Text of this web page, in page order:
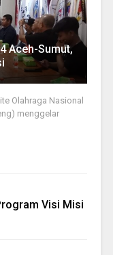
Aceh-Sumut,
Olahraga Nasional
menggelar
Visi Misi